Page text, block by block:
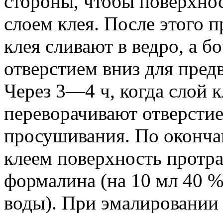
слоем клея. После этого
клея сливают в ведро, а
отверстием вниз для
Через 3—4 ч, когда слой
переворачивают
просушивания. По
клеем поверхность
формалина (на 10 мл 40
воды). При эмалировании